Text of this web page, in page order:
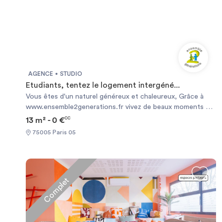
AGENCE STUDIO
Etudiants, tentez le logement intergéné...
Vous êtes d'un naturel généreux et chaleureux, Grâce à
www.ensemble2generations.fr vivez de beaux moments de
partage et d'échange avec une personne senior . Nous
vous proposons un logement à Paris , en échange de
présence le soir et la nuit (1 soirée de libre par semaine et 2
Encadrement et suivi sécurisé par l'association. contact
c.garnier@ensemble2generations.fr
13 m² - 0 €CC
75005 Paris 05
Complet